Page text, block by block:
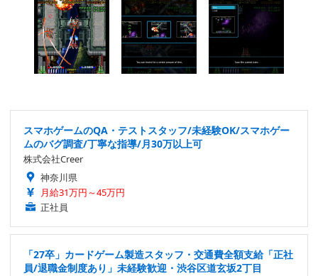
スマホゲームのQA・テストスタッフ/未経験OK/スマホゲー
ムのバグ調査/丁寧な指導/月30万以上可
株式会社Creer
神奈川県
月給31万円～45万円
正社員
「27卒」カードゲーム製造スタッフ・交通費全額支給「正社
員/退職金制度あり」未経験歓迎・渋谷区道玄坂2丁目